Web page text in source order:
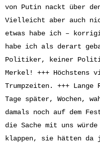
von Putin nackt über
Vielleicht aber auch
etwas habe ich –
habe ich als derart
Politiker, keiner
Merkel! +++ Höchstens
Trumpzeiten. +++ Lange
Tage später, Wochen,
damals noch auf dem
die Sache mit uns
klappen, sie hätten da